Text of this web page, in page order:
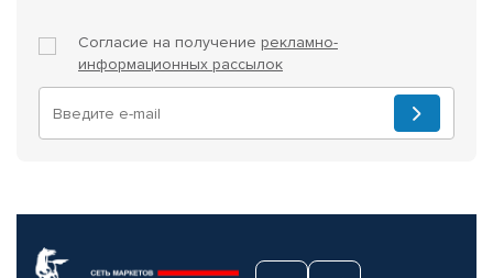
Согласие на получение рекламно-
информационных рассылок